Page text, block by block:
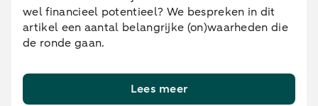
wel financieel potentieel? We bespreken in dit
artikel een aantal belangrijke (on)waarheden die
de ronde gaan.
Lees meer